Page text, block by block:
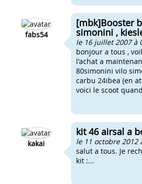
fabs54
[mbk]Booster
simonini ,
le 16 juillet 2007 à
bonjour a tous ,
l'achat a
80simonini vilo
carbu 24ibea (en
voici le scoot
kakai
kit 46 airsal a
le 11 octobre 2012
salut a tous. Je
kit :...